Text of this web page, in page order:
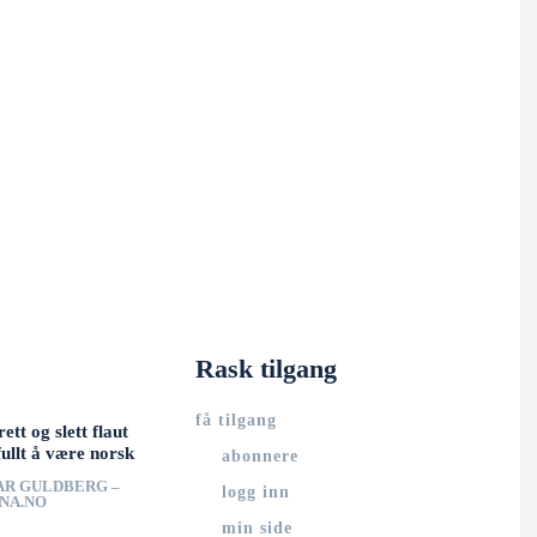
og slett flaut
å være norsk
GULDBERG –
Rask tilgang
få tilgang
abonnere
logg inn
min side